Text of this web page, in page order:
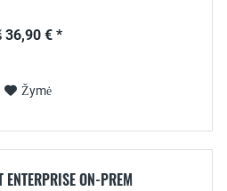
36,90 € *
Žymė
ENTERPRISE ON-PREM